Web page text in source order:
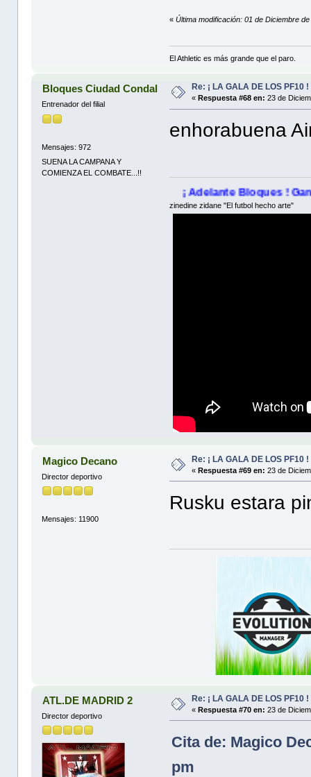
«Última modificación: 01 de Diciembre
El Athletic es más grande que el paro.
Bloques Ciudad Condal
Entrenador del filial
Mensajes: 972
SUENA LA CAMPANA Y
COMIENZA EL COMBATE...!!
Re: ¡ LA GALA DE LOS PF10 !
« Respuesta #68 en: 23 de
enhorabuena
¡ Adelante Bloques !
zinedine zidane "El futbol hecho arte"
Magico Decano
Director deportivo
Mensajes: 11900
Re: ¡ LA GALA DE LOS PF10 !
«Respuesta #69 en: 23 de
Rusku estara
ATL.DE MADRID 2
Director deportivo
Re: ¡ LA GALA DE LOS PF10 !
«Respuesta #70 en: 23 de
Cita de: Magico
pm